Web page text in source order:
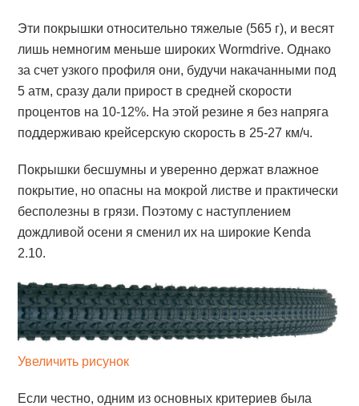
Эти покрышки относительно тяжелые (565 г), и весят
лишь немногим меньше широких Wormdrive. Однако
за счет узкого профиля они, будучи накачанными под
5 атм, сразу дали прирост в средней скорости
процентов на 10-12%. На этой резине я без напряга
поддерживаю крейсерскую скорость в 25-27 км/ч.
Покрышки бесшумны и уверенно держат влажное
покрытие, но опасны на мокрой листве и практически
бесполезны в грязи. Поэтому с наступлением
дождливой осени я сменил их на широкие Kenda
2.10.
Увеличить рисунок
Если честно, одним из основных критериев была